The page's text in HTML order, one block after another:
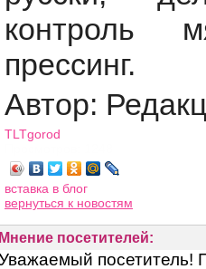
контроль
прессинг.
Автор:
TLTgorod
вставка в блог
вернуться к новостям
Мнение посетителей: